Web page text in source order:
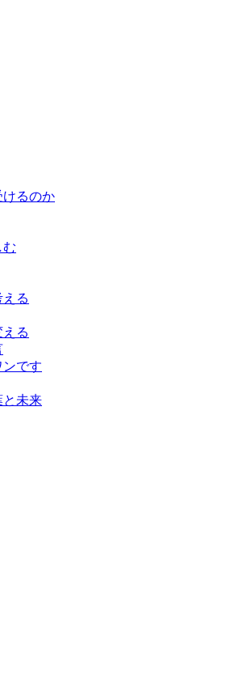
けるのか
む
る
る
です
と未来